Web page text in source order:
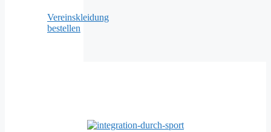
Vereinskleidung
bestellen